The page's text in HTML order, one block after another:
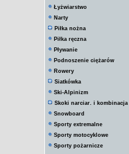
Łyżwiarstwo
Narty
Piłka nożna
Piłka ręczna
Pływanie
Podnoszenie ciężarów
Rowery
Siatkówka
Ski-Alpinizm
Skoki narciar. i kombinacja
Snowboard
Sporty extremalne
Sporty motocyklowe
Sporty pożarnicze